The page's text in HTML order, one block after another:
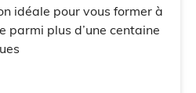
idéale pour vous former à
parmi plus d’une centaine